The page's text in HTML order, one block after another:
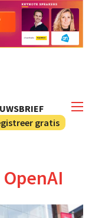
gratis
OpenAI